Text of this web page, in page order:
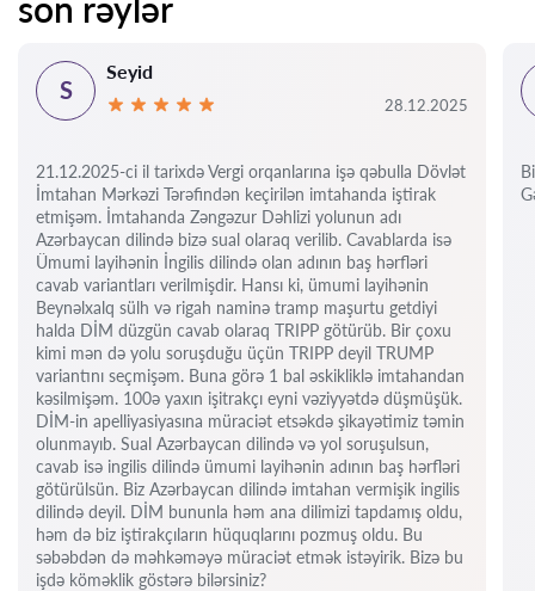
S
Seyid
28.12.2025
21.12.2025-ci il tarixdə Vergi orqanlarına işə qəbulla Dövlət
İmtahan Mərkəzi Tərəfindən keçirilən imtahanda iştirak
etmişəm. İmtahanda Zəngəzur Dəhlizi yolunun adı
Azərbaycan dilində bizə sual olaraq verilib. Cavablarda isə
Ümumi layihənin İngilis dilində olan adının baş hərfləri
cavab variantları verilmişdir. Hansı ki, ümumi layihənin
Beynəlxalq sülh və rigah naminə tramp maşurtu getdiyi
halda DİM düzgün cavab olaraq TRIPP götürüb. Bir çoxu
kimi mən də yolu soruşduğu üçün TRIPP deyil TRUMP
variantını seçmişəm. Buna görə 1 bal əskikliklə imtahandan
kəsilmişəm. 100ə yaxın işitrakçı eyni vəziyyətdə düşmüşük.
DİM-in apelliyasiyasına müraciət etsəkdə şikayətimiz təmin
olunmayıb. Sual Azərbaycan dilində və yol soruşulsun,
cavab isə ingilis dilində ümumi layihənin adının baş hərfləri
götürülsün. Biz Azərbaycan dilində imtahan vermişik ingilis
dilində deyil. DİM bununla həm ana dilimizi tapdamış oldu,
həm də biz iştirakçıların hüquqlarını pozmuş oldu. Bu
səbəbdən də məhkəməyə müraciət etmək istəyirik. Bizə bu
işdə köməklik göstərə bilərsiniz?